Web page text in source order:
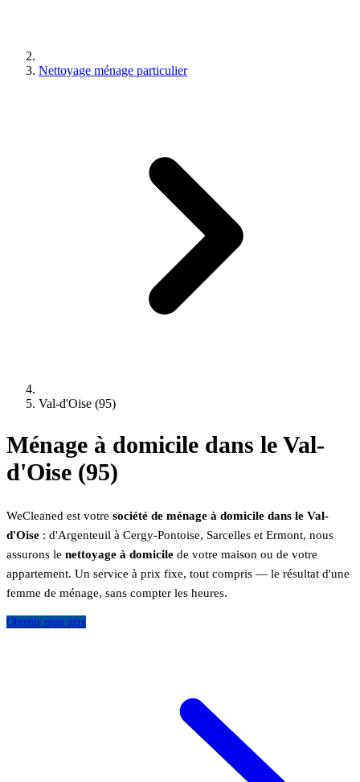
Nettoyage ménage particulier
Val-d'Oise (95)
Ménage à domicile dans le Val-
d'Oise (95)
WeCleaned est votre société de ménage à domicile dans le Val-
d'Oise : d'Argenteuil à Cergy-Pontoise, Sarcelles et Ermont, nous
assurons le nettoyage à domicile de votre maison ou de votre
appartement. Un service à prix fixe, tout compris — le résultat d'une
femme de ménage, sans compter les heures.
Obtenir mon prix